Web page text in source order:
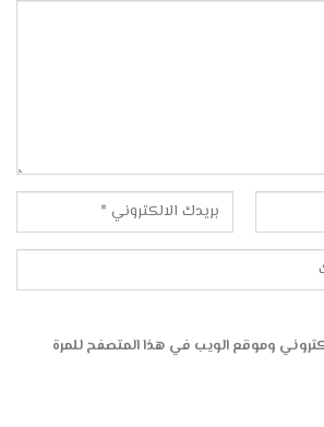
وموقع الويب في هذا المتصفح للمرة